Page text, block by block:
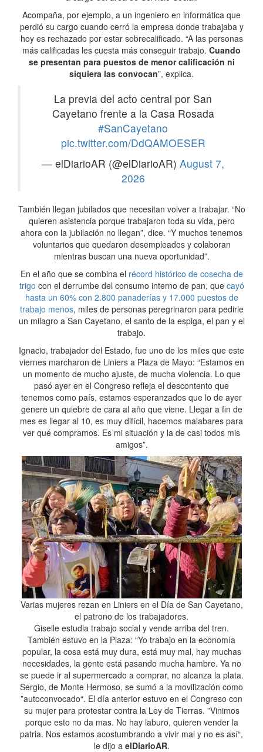
Acompaña, por ejemplo, a un ingeniero en informática que
perdió su cargo cuando cerró la empresa donde trabajaba y
hoy es rechazado por estar sobrecalificado. “A las personas
más calificadas les cuesta más conseguir trabajo. Cuando
se presentan para puestos de menor calificación ni
siquiera las convocan”, explica.
La previa del acto central por San
Cayetano frente a la Casa Rosada
#SanCayetano
pic.twitter.com/DdQAMOESER
— elDiarioAR (@elDiarioAR) August 7,
2026
También llegan jubilados que necesitan volver a trabajar. “No
quieren asistencia porque trabajaron toda su vida, pero
ahora con la jubilación no llegan”, dice. “Y muchos tenemos
voluntarios que quedaron desempleados y colaboran
mientras buscan una nueva oportunidad”.
En el año que se combina el récord histórico de cosecha de
trigo con el derrumbe del consumo interno de pan, que cayó
hasta un 60% con 2.800 panaderías y 17.000 puestos de
trabajo menos, miles de personas peregrinaron para pedirle
un milagro a San Cayetano, el santo de la espiga, el pan y el
trabajo.
Ignacio, trabajador del Estado, fue uno de los miles que este
viernes marcharon de Liniers a Plaza de Mayo: “Estamos en
un momento de mucho ajuste, de mucha violencia. Lo que
pasó ayer en el Congreso refleja el descontento que
tenemos como país, estamos esperanzados que lo de ayer
genere un quiebre de cara al año que viene. Llegar a fin de
mes es llegar al 10, es muy difícil, hacemos malabares para
ver qué compramos. Es mi situación y la de casi todos mis
amigos”.
Varias mujeres rezan en Liniers en el Día de San Cayetano,
el patrono de los trabajadores.
Giselle estudia trabajo social y vende arriba del tren.
También estuvo en la Plaza: “Yo trabajo en la economía
popular, la cosa está muy dura, está muy mal, hay muchas
necesidades, la gente está pasando mucha hambre. Ya no
se puede ir al supermercado a comprar, no alcanza la plata.
Sergio, de Monte Hermoso, se sumó a la movilización como
”autoconvocado“. El día anterior estuvo en el Congreso con
su mujer para protestar contra la Ley de Tierras. ”Vinimos
porque esto no da mas. No hay laburo, quieren vender la
patria. Nos estamos acostumbrando a vivir mal y no es así“,
le dijo a elDiarioAR.